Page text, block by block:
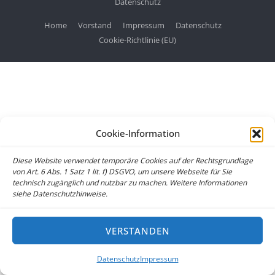
Cookie-Information
Diese Website verwendet temporäre Cookies auf der Rechtsgrundlage
von Art. 6 Abs. 1 Satz 1 lit. f) DSGVO, um unsere Webseite für Sie
technisch zugänglich und nutzbar zu machen. Weitere Informationen
siehe Datenschutzhinweise.
VERSTANDEN
DatenschutzImpressum
Home Vorstand Impressum
Datenschutz
Cookie-Richtlinie (EU)